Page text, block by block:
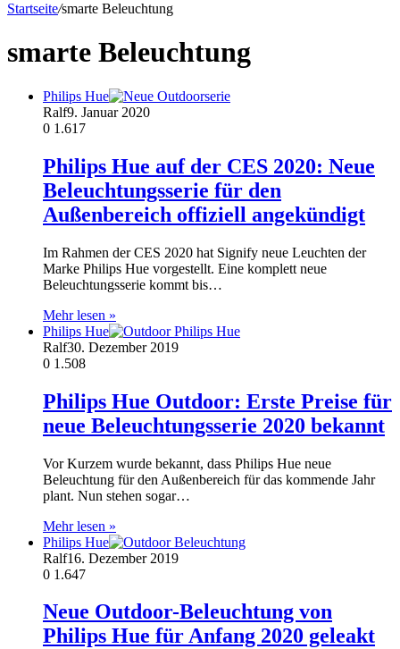
Startseite/smarte Beleuchtung
smarte Beleuchtung
Philips Hue
Ralf9. Januar 2020
0 1.617
Philips Hue auf der CES 2020: Neue
Beleuchtungsserie für den
Außenbereich offiziell angekündigt
Im Rahmen der CES 2020 hat Signify neue Leuchten der
Marke Philips Hue vorgestellt. Eine komplett neue
Beleuchtungsserie kommt bis…
Mehr lesen »
Philips Hue
Ralf30. Dezember 2019
0 1.508
Philips Hue Outdoor: Erste Preise für
neue Beleuchtungsserie 2020 bekannt
Vor Kurzem wurde bekannt, dass Philips Hue neue
Beleuchtung für den Außenbereich für das kommende Jahr
plant. Nun stehen sogar…
Mehr lesen »
Philips Hue
Ralf16. Dezember 2019
0 1.647
Neue Outdoor-Beleuchtung von
Philips Hue für Anfang 2020 geleakt